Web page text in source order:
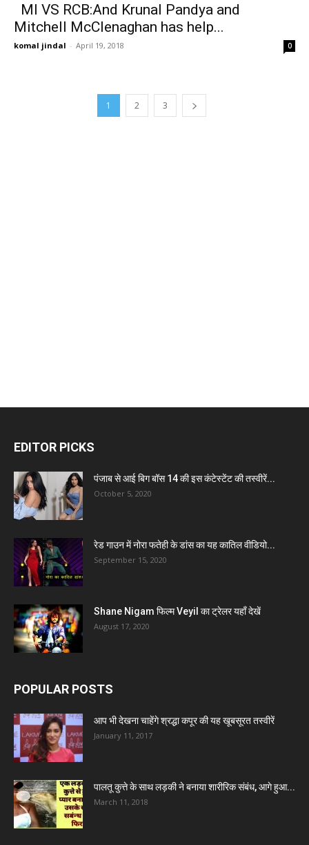
MI VS RCB:And Krunal Pandya and
Mitchell McClenaghan has help...
komal jindal - April 19, 2018 0
1 2 3
EDITOR PICKS
पंजाब से आई बिग बॉस 14 की इस कंटेस्टेंट की तस्वीरें...
October 5, 2020
रेड गाउन में नोरा फतेही के डांस का यह कातिल वीडियो...
September 15, 2020
Shane Nigam फिल्म Veyil का ट्रेलर यहाँ देखें
August 17, 2020
POPULAR POSTS
आप भी देखना चाहेंगे श्रद्धा कपूर की यह खूबसूरत तस्वीरें
January 11, 2017
पालतू कुत्ते के साथ लड़की ने बनाया शारीरिक संबंध, आगे हुआ...
March 11, 2018